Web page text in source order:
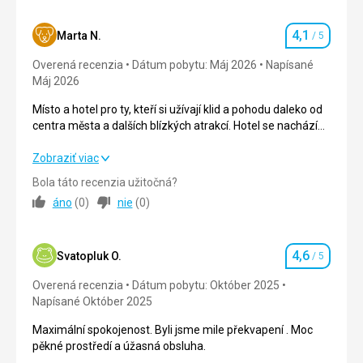
Marta N. Hodnotenie
4,1 / 5
Overená recenzia Dátum pobytu: Máj 2026
Napísané
Máj 2026
Místo a hotel pro ty, kteří si užívají klid a pohodu daleko od
centra města a dalších blízkých atrakcí. Hotel se nachází
na pláž. K dispozici je také velký bazén s dostatkem
lehátek.
Místo a hotel pro ty, kteří si užívají klid a pohodu daleko od
centra města a dalších blízkých atrakcí. Hotel se nachází
přímo na pobřeží a nabízí krásný výhled, ale bez přístupu
na pláž. K dispozici je také velký bazén s dostatkem
Strava 5,0/ 5
Ubytovanie
Služby
Zobraziť viac
Bola táto recenzia užitočná?
áno (0) nie (0)
Svatopluk O. Hodnotenie
4,6 / 5
Overená recenzia
Dátum pobytu: Október 2025
Napísané Október 2025
Maximální spokojenost. Byli jsme mile překvapení . Moc
pěkné prostředí a úžasná obsluha.